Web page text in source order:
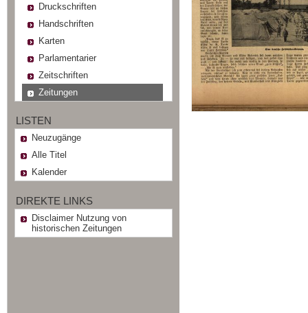
Druckschriften
Handschriften
Karten
Parlamentarier
Zeitschriften
Zeitungen
LISTEN
Neuzugänge
Alle Titel
Kalender
DIREKTE LINKS
Disclaimer Nutzung von
historischen Zeitungen